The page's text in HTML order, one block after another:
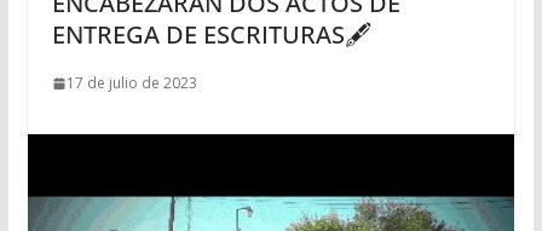
ENTREGA DE ESCRITURAS🖋
17 de julio de 2023